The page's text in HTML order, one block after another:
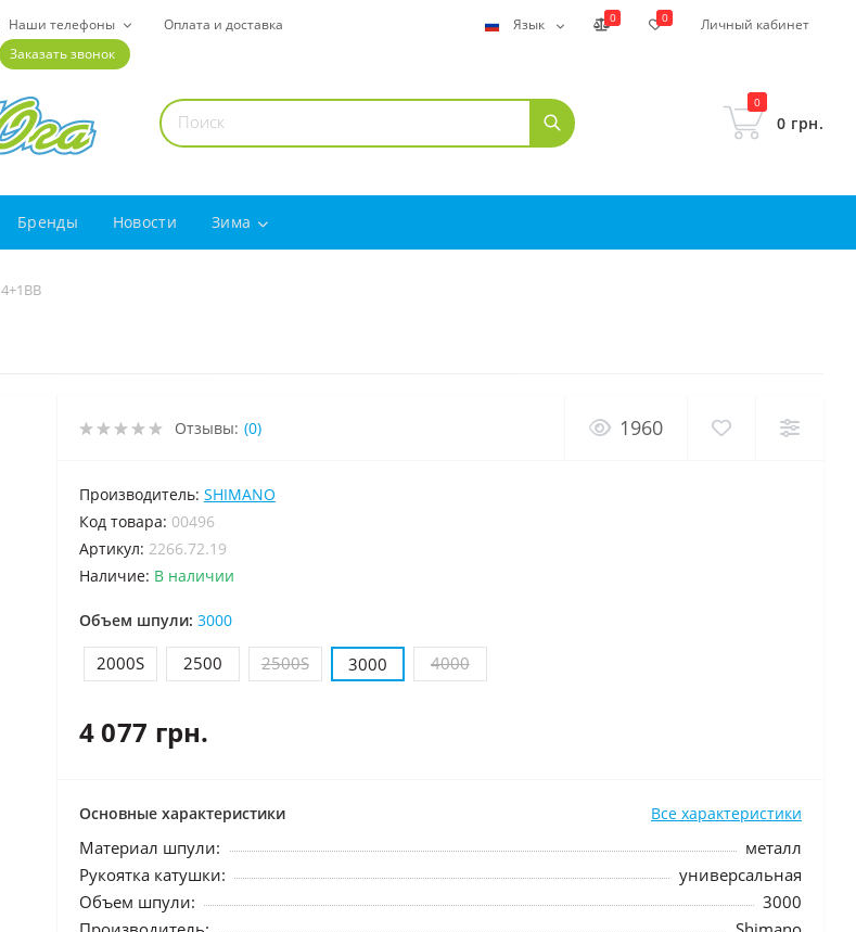
Наши телефоны
Заказать звонок
Оплата и доставка Язык 0 0 Личный кабинет
0
0 грн.
Бренды Новости Зима
Отзывы: (0) 1960
Производитель: SHIMANO
код товара: 00496
Артикул: 2266.72.19
Наличие: В наличии
Объем шпули: 3000
2000S 2500 2500S 3000 4000
4 077 грн.
Основные характеристики Все характеристики
Материал шпули:
металл
Рукоятка катушки:
универсальная
Объем шпули:
3000